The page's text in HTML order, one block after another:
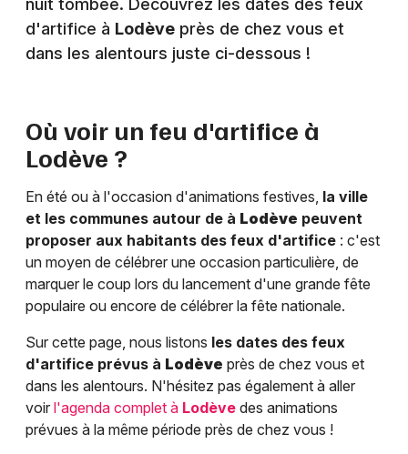
nuit tombée. Découvrez les dates des feux
d'artifice à Lodève près de chez vous et
dans les alentours juste ci-dessous !
Où voir un feu d'artifice à
Lodève ?
En été ou à l'occasion d'animations festives, la ville
et les communes autour de à Lodève peuvent
proposer aux habitants des feux d'artifice : c'est
un moyen de célébrer une occasion particulière, de
marquer le coup lors du lancement d'une grande fête
populaire ou encore de célébrer la fête nationale.
Sur cette page, nous listons les dates des feux
d'artifice prévus à Lodève près de chez vous et
dans les alentours. N'hésitez pas également à aller
voir l'agenda complet à Lodève des animations
prévues à la même période près de chez vous !